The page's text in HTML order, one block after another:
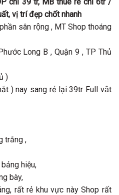
vị trí đẹp chốt nhanh
sân rộng , MT Shop thoáng
Long B , Quận 9 , TP Thủ
)
) nay sang rẻ lại 39tr Full vật
trắng ,
hiệu,
bày,
rất rẻ khu vực này Shop rất